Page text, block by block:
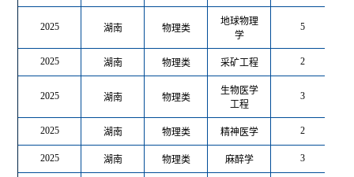
2025 湖南 物理类
地球物理
学
5
2025 湖南 物理类 采矿工程 2
2025 湖南 物理类
生物医学
工程
3
2025 湖南 物理类 精神医学 2
2025 湖南 物理类 麻醉学 3